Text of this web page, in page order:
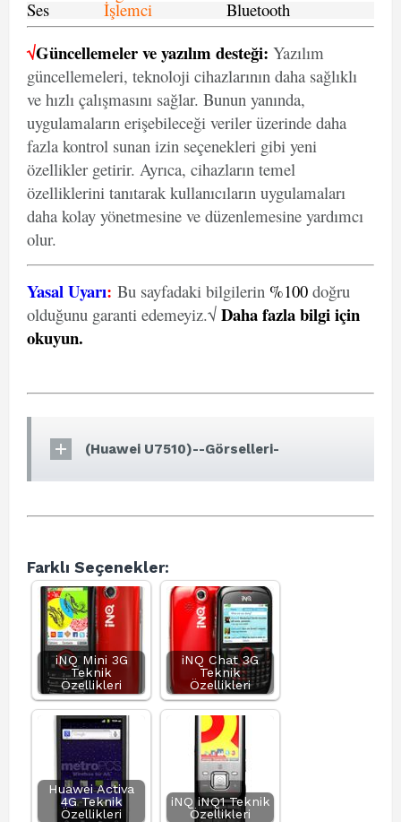
Ses İşlemci Bluetooth
√Güncellemeler ve yazılım desteği: Yazılım
güncellemeleri, teknoloji cihazlarının daha sağlıklı
ve hızlı çalışmasını sağlar. Bunun yanında,
uygulamaların erişebileceği veriler üzerinde daha
fazla kontrol sunan izin seçenekleri gibi yeni
özellikler getirir. Ayrıca, cihazların temel
özelliklerini tanıtarak kullanıcıların uygulamaları
daha kolay yönetmesine ve düzenlemesine yardımcı
olur.
Yasal Uyarı: Bu sayfadaki bilgilerin %100 doğru
olduğunu garanti edemeyiz.√ Daha fazla bilgi için
okuyun.
(Huawei U7510)--Görselleri-
Farklı Seçenekler:
iNQ Mini 3G
Teknik
Özellikleri
iNQ Chat 3G
Teknik
Özellikleri
Huawei Activa
4G Teknik
Özellikleri
iNQ iNQ1 Teknik
Özellikleri